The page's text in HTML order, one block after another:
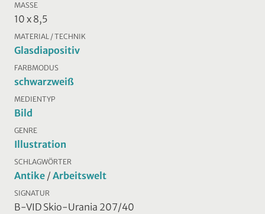
MASSE
10 x 8,5
MATERIAL / TECHNIK
Glasdiapositiv
FARBMODUS
schwarzweiß
MEDIENTYP
Bild
GENRE
Illustration
SCHLAGWÖRTER
Antike / Arbeitswelt
SIGNATUR
B-VID Skio-Urania 207/40